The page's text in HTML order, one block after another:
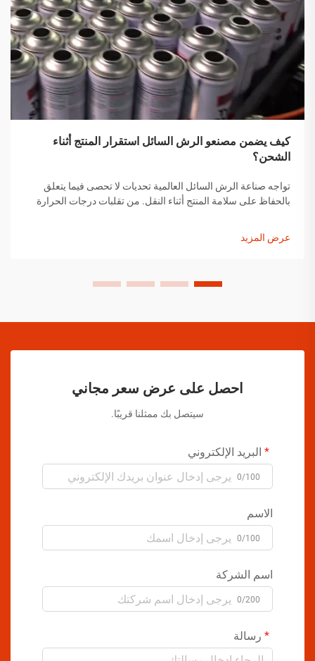
كيف يضمن مصنعو الرش السائل استقرار المنتج أثناء
الشحن؟
تواجه صناعة الرش السائل العالمية تحديات لا تحصى فيما يتعلق
بالحفاظ على سلامة المنتج أثناء النقل. من تقلبات درجات الحرارة
عرض المزيد
احصل على عرض سعر مجاني
سيتصل بك ممثلنا قريبًا.
البريد الإلكتروني
0/100
الاسم
0/100
اسم الشركة
0/200
رسالة